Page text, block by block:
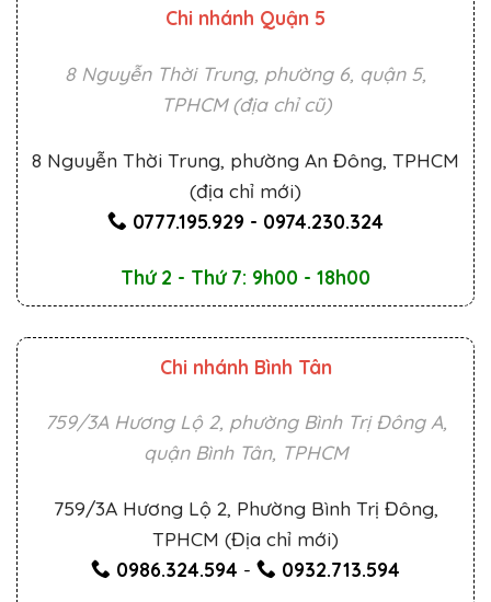
Chi nhánh Quận 5
8 Nguyễn Thời Trung, phường 6, quận 5,
TPHCM (địa chỉ cũ)
8 Nguyễn Thời Trung, phường An Đông, TPHCM
(địa chỉ mới)
0777.195.929 - 0974.230.324
Thứ 2 - Thứ 7: 9h00 - 18h00
Chi nhánh Bình Tân
759/3A Hương Lộ 2, phường Bình Trị Đông A,
quận Bình Tân, TPHCM
759/3A Hương Lộ 2, Phường Bình Trị Đông,
TPHCM (Địa chỉ mới)
0986.324.594 - 0932.713.594